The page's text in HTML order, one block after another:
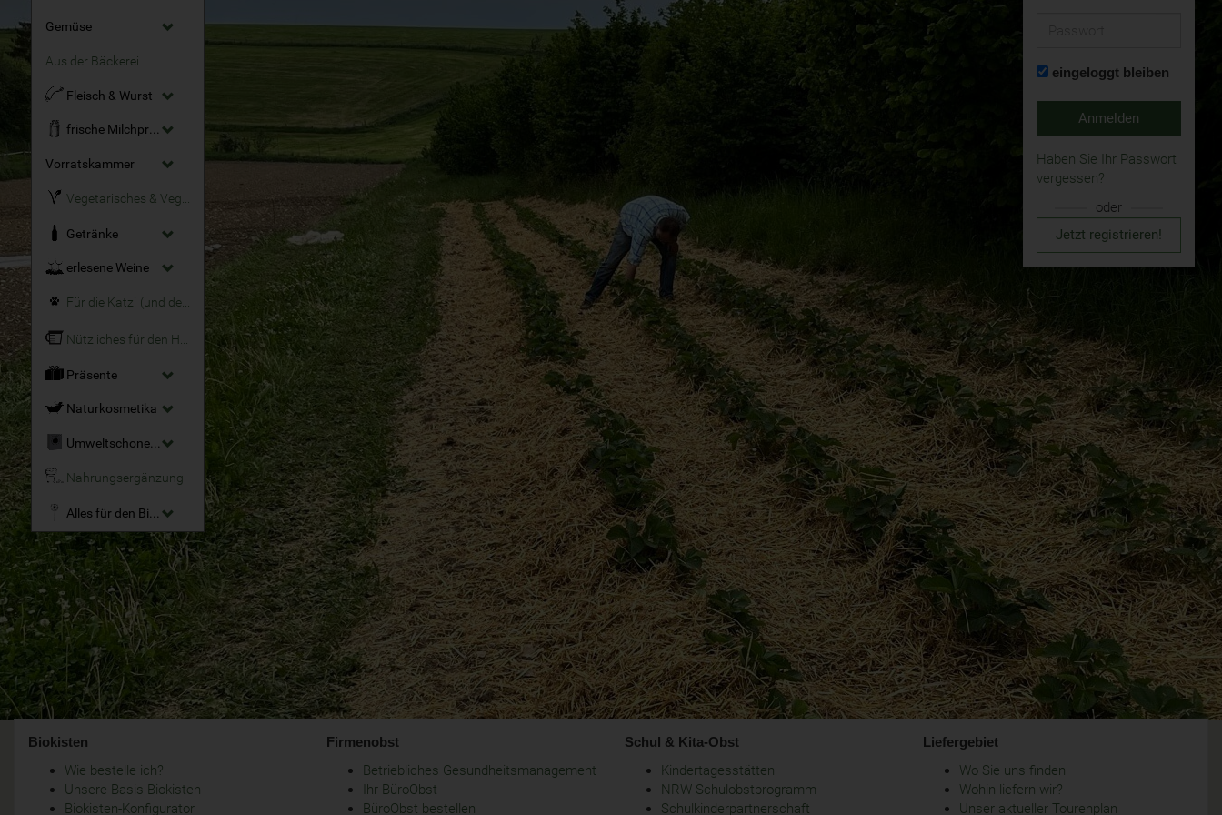
Gemüse
Aus der Bäckerei
Fleisch & Wurst
frische Milchprodukte
Vorratskammer
Getränke
erlesene Weine
Für die Katz´ (und den Hund)
Präsente
Naturkosmetika
Umweltschonende Reinigungsmittel
Nahrungsergänzung
Alles für den Bio-Garten
eingeloggt bleiben
Anmelden
Haben Sie Ihr Passwort
vergessen?
oder
Jetzt registrieren!
Biokisten
Wie bestelle ich?
Unsere Basis-Biokisten
Biokisten-Konfigurator
Firmenobst
Betriebliches Gesundheitsmanagement
Ihr BüroObst
BüroObst bestellen
Schul & Kita-Obst
Kindertagesstätten
NRW-Schulobstprogramm
Schulkinderpartnerschaft
Liefergebiet
Wo Sie uns finden
Wohin liefern wir?
Unser aktueller Tourenplan